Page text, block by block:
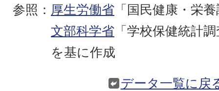
参照： 厚生労働省 「国民健康・栄
文部科学省 「学校保健統計
を基に作成
データ一覧に戻